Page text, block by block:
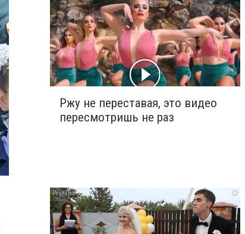
Ржу не переставая, это видео
пересмотришь не раз
i